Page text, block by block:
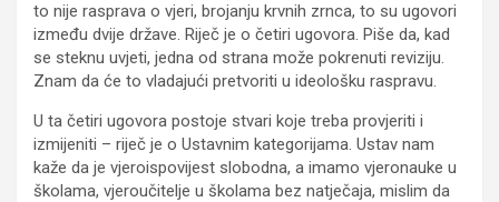
to nije rasprava o vjeri, brojanju krvnih zrnca, to su ugovori
između dvije države. Riječ je o četiri ugovora. Piše da, kad
se steknu uvjeti, jedna od strana može pokrenuti reviziju.
Znam da će to vladajući pretvoriti u ideološku raspravu.
U ta četiri ugovora postoje stvari koje treba provjeriti i
izmijeniti – riječ je o Ustavnim kategorijama. Ustav nam
kaže da je vjeroispovijest slobodna, a imamo vjeronauke u
školama, vjeroučitelje u školama bez natječaja, mislim da